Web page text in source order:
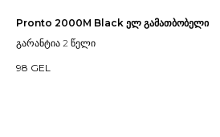
Pronto 2000M Black ელ გამათბობელი
გარანტია 2 წელი
98 GEL